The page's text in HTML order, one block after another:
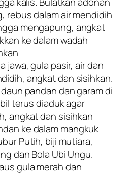
rebus dalam air mendidih
mengapung, angkat
ke dalam wadah
jawa, gula pasir, air dan
angkat dan sisihkan.
pandan dan garam di
terus diaduk agar
angkat dan sisihkan
ke dalam mangkuk
Putih, biji mutiara,
dan Bola Ubi Ungu.
gula merah dan